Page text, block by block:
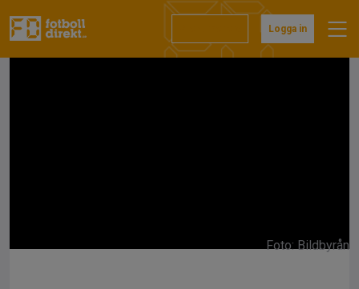
till
Logga in
Foto: Bildbyrån